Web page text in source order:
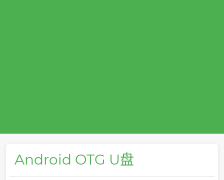
Android OTG U盘